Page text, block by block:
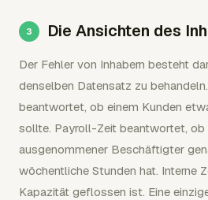
Die Ansichten des
Der Fehler von Inhabern besteht
denselben Datensatz zu
beantwortet, ob einem Kunden
sollte. Payroll-Zeit beantwortet, ob
ausgenommener Beschäftigter
wöchentliche Stunden hat. Interne
Kapazität geflossen ist. Eine